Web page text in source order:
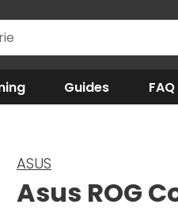
Guides FAQ
ASUS
Asus ROG